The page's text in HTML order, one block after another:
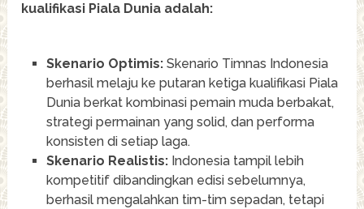
kualifikasi Piala Dunia adalah:
Skenario Optimis:Skenario Timnas Indonesia
berhasil melaju ke putaran ketiga kualifikasi Piala
Dunia berkat kombinasi pemain muda berbakat,
strategi permainan yang solid, dan performa
konsisten di setiap laga.
Skenario Realistis:Indonesia tampil lebih
kompetitif dibandingkan edisi sebelumnya,
berhasil mengalahkan tim-tim sepadan, tetapi